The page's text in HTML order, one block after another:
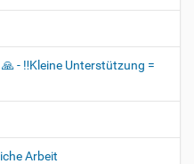
- ‼️Kleine Unterstützung =
Arbeit